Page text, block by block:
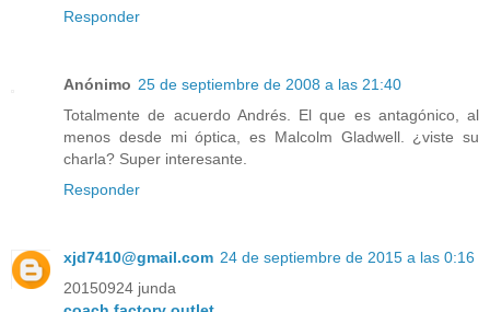
Responder
Anónimo 25 de septiembre de 2008 a las 21:40
Totalmente de acuerdo Andrés. El que es antagónico, al
menos desde mi óptica, es Malcolm Gladwell. ¿viste su
charla? Super interesante.
Responder
xjd7410@gmail.com 24 de septiembre de 2015 a las 0:16
20150924 junda